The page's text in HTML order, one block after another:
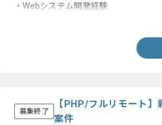
・Webシステム開発経験
募集終了
【PHP/フルリモート】
案件